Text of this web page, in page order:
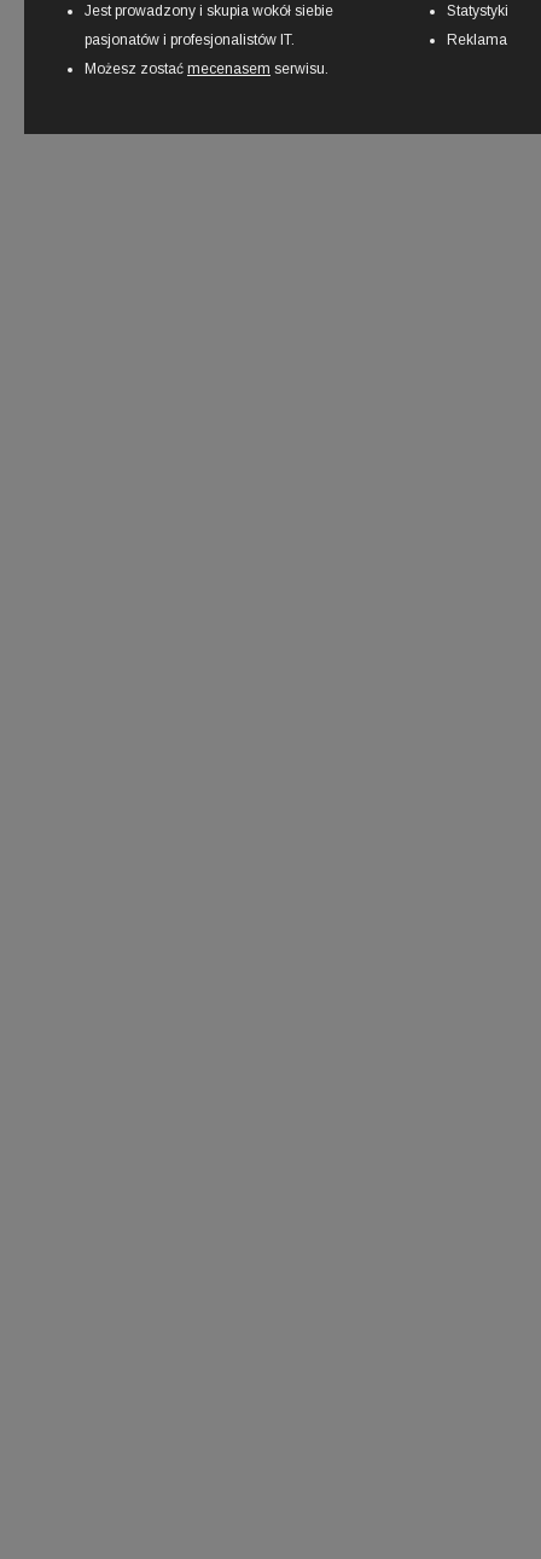
Jest prowadzony i skupia wokół siebie
pasjonatów i profesjonalistów IT.
Możesz zostać mecenasem serwisu.
Statystyki
Reklama